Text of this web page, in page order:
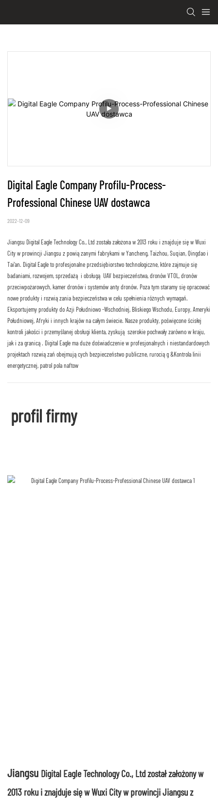
Digital Eagle Company Profilu-Process-
Professional Chinese UAV dostawca
2022-12-09
Jiangsu Digital Eagle Technology Co., Ltd została założona w 2013 roku i znajduje się w Wuxi
City w prowincji Jiangsu z powiązanymi fabrykami w Yancheng, Taizhou, Suqian, Qingdao i
Tai’an. Digital Eagle to profesjonalne przedsiębiorstwo technologiczne, które zajmuje się
badaniami, rozwojem, sprzedażą i obsługą UAV bezpieczeństwa, dronów VTOL, dronów
przeciwpożarowych, kamer dronów i systemów anty dronów. Poza tym staramy się opracować
nowe produkty i rozwiązania bezpieczeństwa w celu spełnienia różnych wymagań.
Eksportujemy produkty do Azji Południowo -Wschodniej, Bliskiego Wschodu, Europy, Ameryki
Południowej, Afryki i innych krajów na całym świecie. Nasze produkty, poświęcone ścisłej
kontroli jakości i przemyślanej obsługi klienta, zyskują szerokie pochwały zarówno w kraju,
jak i za granicą. Digital Eagle ma duże doświadczenie w profesjonalnych i niestandardowych
projektach rozwiązań obejmujących bezpieczeństwo publiczne, rurociąg &Kontrola linii
energetycznej, patrol pola naftow
profil firmy
Jiangsu Digital Eagle Technology Co., Ltd został założony w
2013 roku i znajduje się w Wuxi City w prowincji Jiangsu z